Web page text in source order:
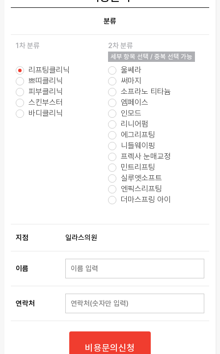
분류
1차 분류
리프팅클리닉
쁘띠클리닉
피부클리닉
스킨부스터
바디클리닉
2차 분류
세부 항목 선택 / 중복 선택 가능
울쎄라
써마지
소프라노 티타늄
엠페이스
인모드
리니어펌
에그리프팅
니들웨이핑
프렉사 눈매교정
민트리프팅
실루엣소프트
엔픽스리프팅
더마스프링 아이
지점 일라스의원
이름
연락처
비용문의신청